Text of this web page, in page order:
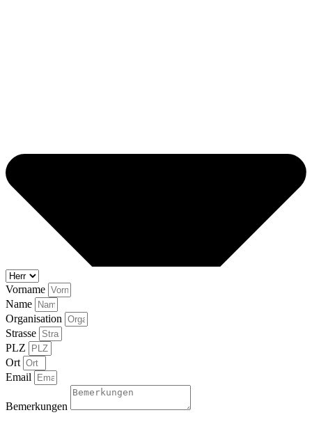
Vorname
Name
Organisation
Strasse
PLZ
Ort
Email
Bemerkungen